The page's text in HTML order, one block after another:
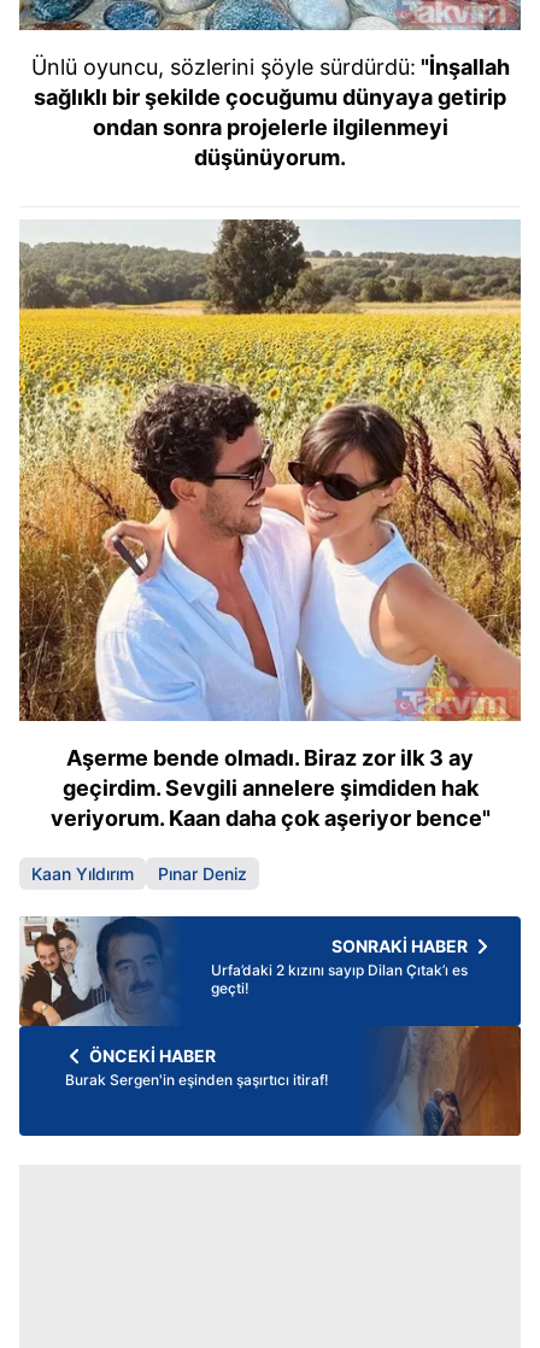
Ünlü oyuncu, sözlerini şöyle sürdürdü: "İnşallah
sağlıklı bir şekilde çocuğumu dünyaya getirip
ondan sonra projelerle ilgilenmeyi
düşünüyorum.
Aşerme bende olmadı. Biraz zor ilk 3 ay
geçirdim. Sevgili annelere şimdiden hak
veriyorum. Kaan daha çok aşeriyor bence"
Kaan Yıldırım Pınar Deniz
SONRAKİ HABER
Urfa’daki 2 kızını sayıp Dilan Çıtak’ı es
geçti!
ÖNCEKİ HABER
Burak Sergen'in eşinden şaşırtıcı itiraf!